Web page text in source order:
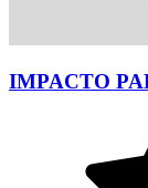
IMPACTO